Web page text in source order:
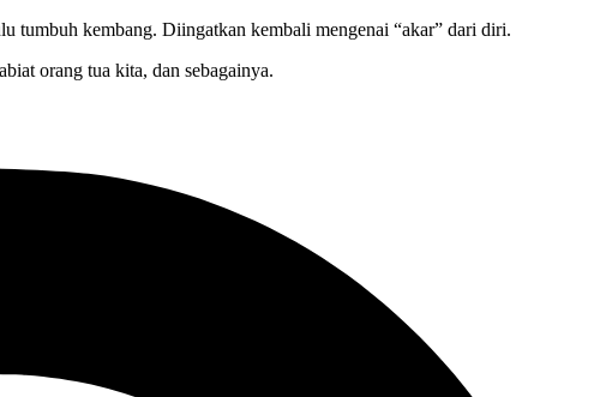
tumbuh kembang. Diingatkan kembali mengenai “akar” dari diri.
orang tua kita, dan sebagainya.